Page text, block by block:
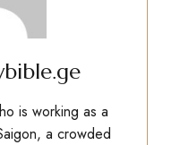
is working as a
a crowded